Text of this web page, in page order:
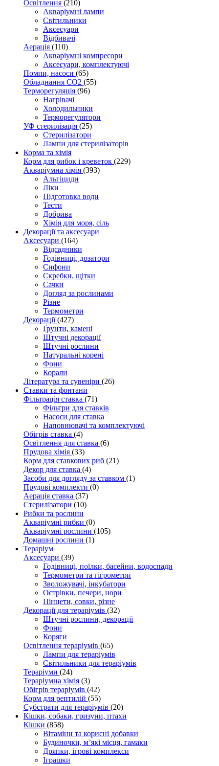
Освітлення (210)
Акваріумні лампи
Світильники
Аксесуари
Відбивачі
Аерація (110)
Акваріумні компресори
Аксесуари, комплектуючі
Помпи, насоси (65)
Обладнання CO2 (55)
Терморегуляція (96)
Нагрівачі
Холодильники
Терморегулятори
УФ стерилізація (25)
Стерилізатори
Лампи для стерилізаторів
Корма та хімія
Корм для рибок і креветок (229)
Акваріумна хімія (393)
Альгіциди
Ліки
Підготовка води
Тести
Добрива
Хімія для моря, сіль
Декорації та аксесуари
Аксесуари (164)
Відсадники
Годівниці, дозатори
Сифони
Скребки, щітки
Сачки
Догляд за рослинами
Різне
Термометри
Декорації(427)
Ґрунти, камені
Штучні декорації
Штучні рослини
Натуральні корені
Фони
Корали
Література та сувеніри (26)
Ставки та фонтани
Фільтрація ставка (71)
Фільтри для ставків
Насоси для ставка
Наповнювачі та комплектуючі
Обігрів ставка (4)
Освітлення для ставка (6)
Прудова хімія (33)
Корм для ставкових риб (21)
Декор для ставка (4)
Засоби для догляду за ставком (1)
Прудові комплекти (0)
Аерація ставка (37)
Стерилізатори (10)
Рибки та рослини
Акваріумні рибки (0)
Акваріумні рослини (105)
Домашні рослини (1)
Тераріум
Аксесуари (39)
Годівниці, поїлки, басейни, водоспади
Термометри та гігрометри
Зволожувачі, інкубатори
Острівки, печери, нори
Пінцети, совки, різне
Декорації для тераріумів (32)
Штучні рослини, декорації
Фони
Коряги
Освітлення тераріумів (65)
Лампи для тераріумів
Світильники для тераріумів
Тераріуми (24)
Тераріумна хімія (3)
Обігрів тераріумів (42)
Корм для рептилій (55)
Субстрати для тераріумів (20)
Кішки, собаки, гризуни, птахи
Кішки (858)
Вітаміни та корисні добавки
Будиночки, м’які місця, гамаки
Дряпки, ігрові комплекси
Іграшки